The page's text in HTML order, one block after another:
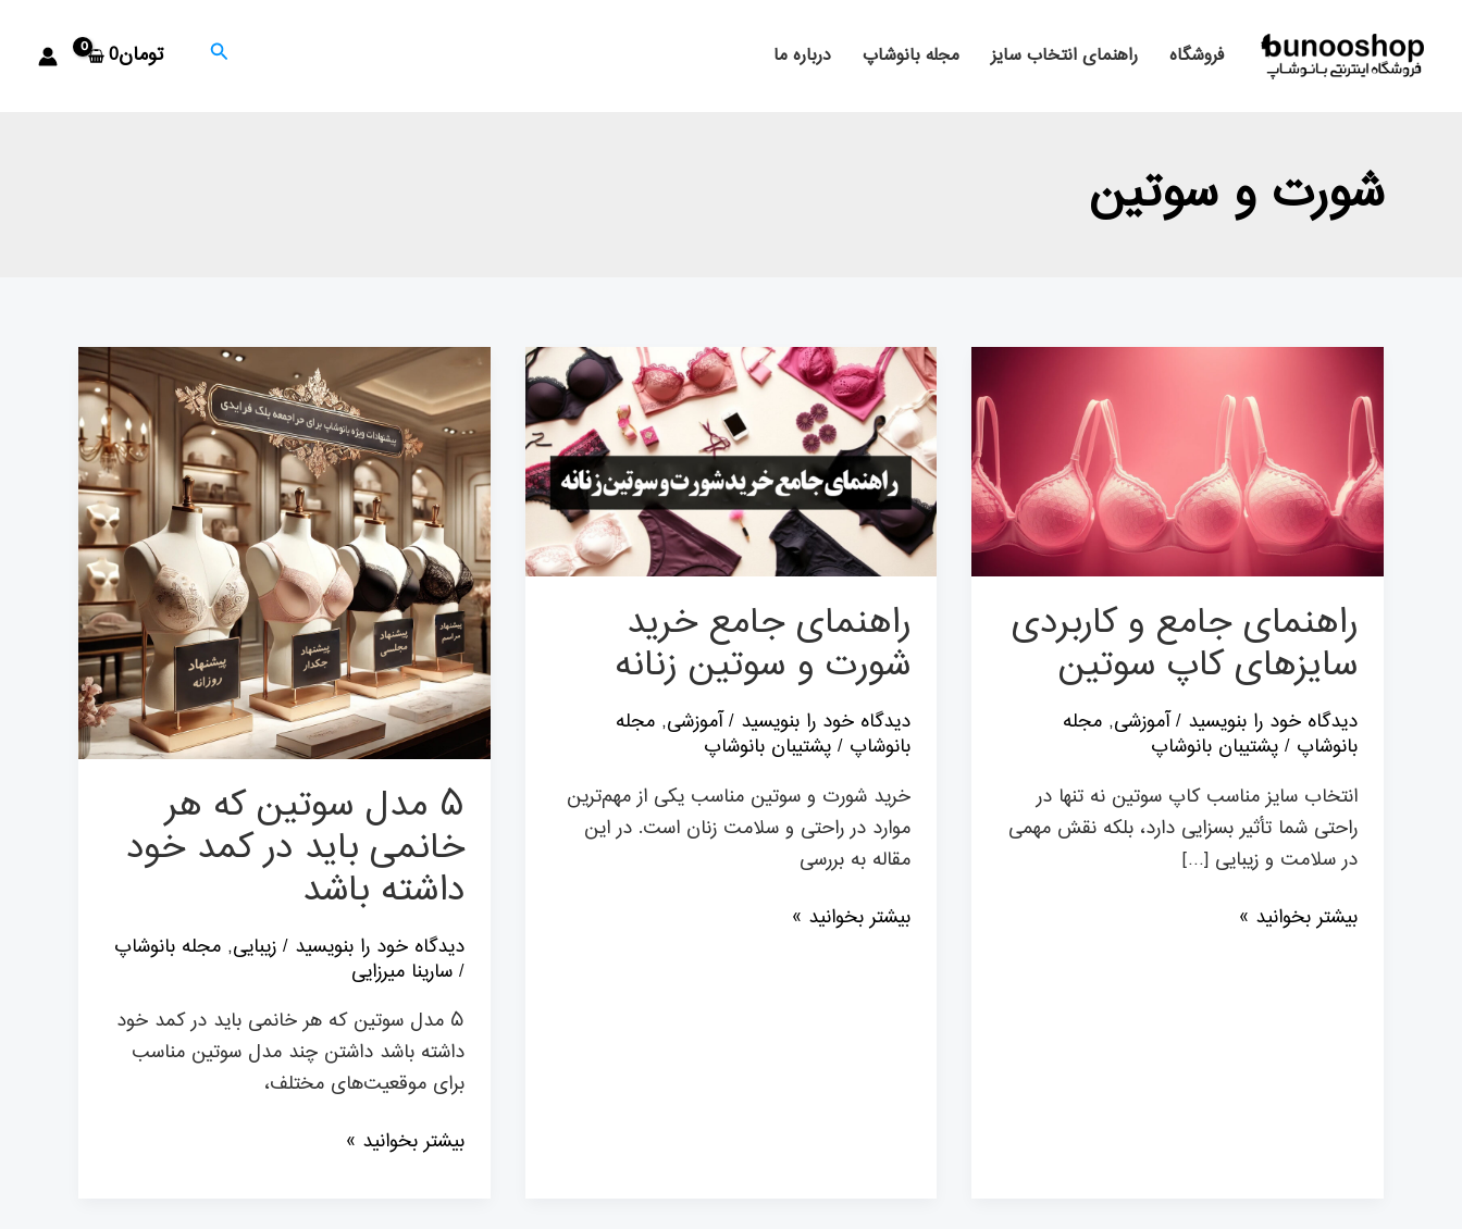
محتوا
فروشگاه راهنمای انتخاب سایز مجله بانوشاپ درباره ما جستجوتومان0
شورت و سوتین
راهنمای جامع و کاربردی
سایزهای کاپ سوتین
دیدگاه‌ خود را بنویسید /آموزشی, مجله
بانوشاپ / پشتیبان بانوشاپ
انتخاب سایز مناسب کاپ سوتین نه تنها در
راحتی شما تأثیر بسزایی دارد، بلکه نقش مهمی
در سلامت و زیبایی […]
جامع
و
کاربردی
سایزهای
کاپ
سوتین
بیشتر بخوانید »
راهنمای جامع خرید
شورت و سوتین زنانه
دیدگاه‌ خود را بنویسید /آموزشی, مجله
بانوشاپ / پشتیبان بانوشاپ
خرید شورت و سوتین مناسب یکی از مهم‌ترین
موارد در راحتی و سلامت زنان است. در این
مقاله به بررسی
راهنمای
جامع
خرید
شورت
سوتین
زنانه
بیشتر بخوانید »
۵ مدل سوتین که هر
خانمی باید در کمد خود
داشته باشد
دیدگاه‌ خود را بنویسید /زیبایی,مجله بانوشاپ
/سارینا میرزایی
۵ مدل سوتین که هر خانمی باید در کمد خود
داشته باشد داشتن چند مدل سوتین مناسب
برای موقعیت‌های مختلف،
۵
مدل
سوتین
که
هر
خانمی
باید
در
کمد
خود
داشته
باشد
بیشتر بخوانید »
نوشته